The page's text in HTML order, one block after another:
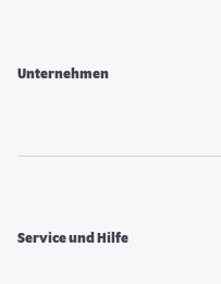
Unternehmen
Service und Hilfe